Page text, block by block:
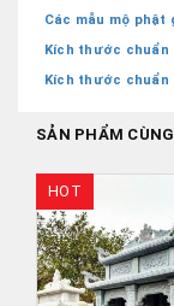
Các mẫu mộ phật
Kích thước chuẩn
Kích thước chuẩn
SẢN PHẨM